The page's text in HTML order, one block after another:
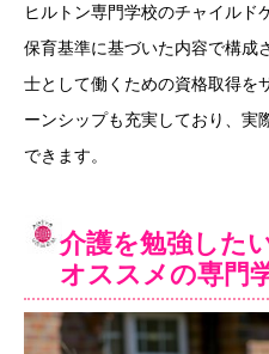
ヒルトン専門学校のチャイルド
保育基準に基づいた内容で構成
士として働くための資格取得を
ーンシップも充実しており、実
できます。
介護を勉強した
オススメの専門